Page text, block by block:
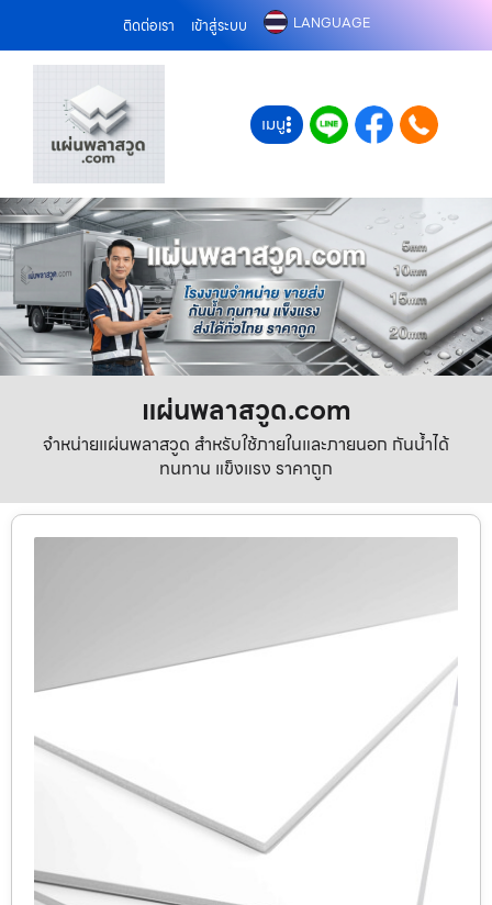
ติดต่อเรา เข้าสู่ระบบ LANGUAGE
เมนู
แผ่นพลาสวูด.com
จำหน่ายแผ่นพลาสวูด สำหรับใช้ภายในและภายนอก กันน้ำได้
ทนทาน แข็งแรง ราคาถูก